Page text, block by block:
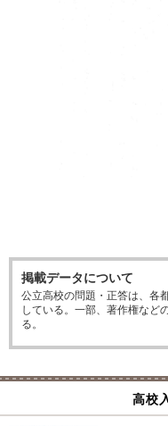
掲載データについて
公立高校の問題・正答は、各
している。一部、著作権など
る。
高校